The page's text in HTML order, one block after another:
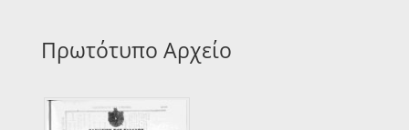
Πρωτότυπο Αρχείο